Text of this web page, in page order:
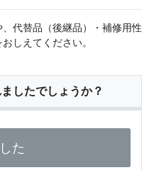
代替品（後継品）・補修用性
しえてください。
したでしょうか？
た